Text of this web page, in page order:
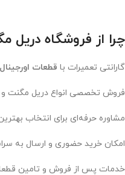
چرا از فروشگاه دریل
گارانتی تعمیرات با قطعات اورجینال
فروش تخصصی انواع دریل مگنت و
مشاوره حرفه‌ای برای انتخاب
امکان خرید حضوری و ارسال به
خدمات پس از فروش و تامین